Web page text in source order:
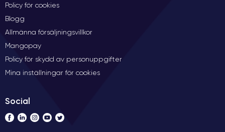
Policy för cookies
Blogg
Allmänna försäljningsvillkor
Mangopay
Policy för skydd av personuppgifter
Mina inställningar för cookies
Social